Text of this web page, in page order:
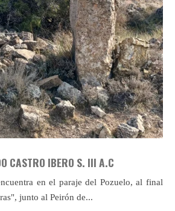
CASTRO IBERO S. III A.C
en el paraje del Pozuelo, al final
junto al Peirón de...